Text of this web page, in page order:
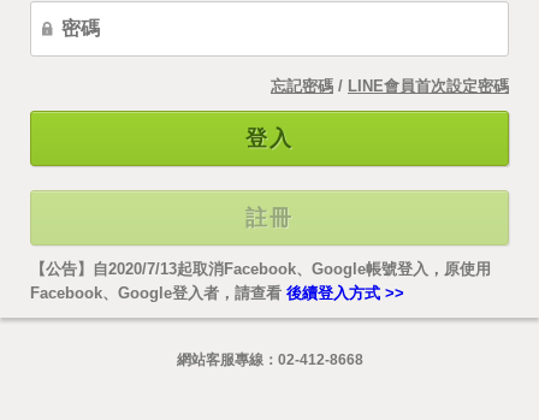
忘記密碼 / LINE會員首次設定密碼
登入
註冊
【公告】自2020/7/13起取消Facebook、Google帳號登入，原使用
Facebook、Google登入者，請查看 後續登入方式 >>
網站客服專線： 02-412-8668